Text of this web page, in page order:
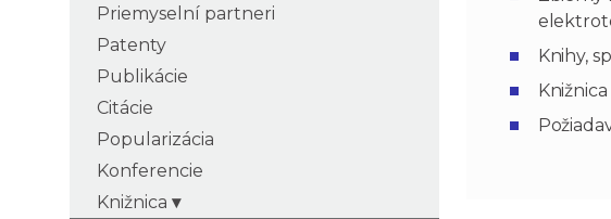
Priemyselní partneri
Patenty
Publikácie
Citácie
Popularizácia
Konferencie
Knižnica
Knihy,